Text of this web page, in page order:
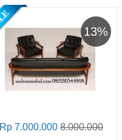
13%
Rp 7.000.000 8.000.000